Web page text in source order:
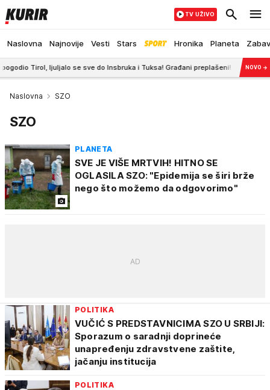
Naslovna Najnovije Vesti Stars Hronika Planeta
TV UŽIVO
Tirol, ljuljalo se sve do Insbruka i Tuksa! Građani preplašeni! 9:01 ASMINOV
NOVO →
Naslovna SZO
SZO
PLANETA
SVE JE VIŠE MRTVIH! HITNO SE
OGLASILA SZO: "Epidemija se širi brže
nego što možemo da odgovorimo"
POLITIKA
VUČIĆ S PREDSTAVNICIMA SZO U SRBIJI:
Sporazum o saradnji doprineće
unapređenju zdravstvene zaštite,
jačanju institucija
POLITIKA